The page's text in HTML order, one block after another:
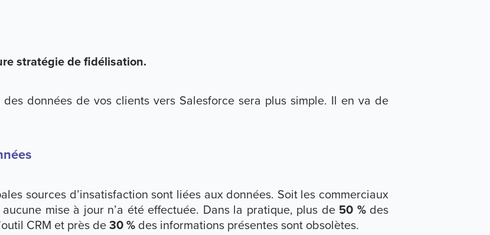
stratégie de fidélisation.
données de vos clients vers Salesforce sera plus simple. Il en va de
sources d’insatisfaction sont liées aux données. Soit les commerciaux
mise à jour n’a été effectuée. Dans la pratique, plus de 50 %des
CRM et près de30 % des informations présentes sont obsolètes.